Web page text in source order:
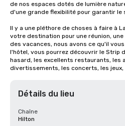
de nos espaces dotés de lumière
d'une grande flexibilité pour garantir le
Il y a une pléthore de choses à faire à
votre destination pour une réunion,
des vacances, nous avons ce qu'il
l'hôtel, vous pourrez découvrir le Strip
hasard, les excellents restaurants, les
divertissements, les concerts, les
Détails du lieu
Chaîne
Hilton